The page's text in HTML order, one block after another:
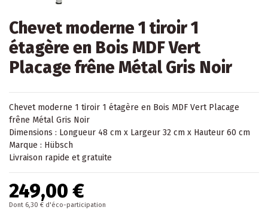
Chevet moderne 1 tiroir 1
étagère en Bois MDF Vert
Placage frêne Métal Gris Noir
Chevet moderne 1 tiroir 1 étagère en Bois MDF Vert Placage
frêne Métal Gris Noir
Dimensions : Longueur 48 cm x Largeur 32 cm x Hauteur 60 cm
Marque : Hübsch
Livraison rapide et gratuite
249,00 €
Dont 6,30 € d'éco-participation